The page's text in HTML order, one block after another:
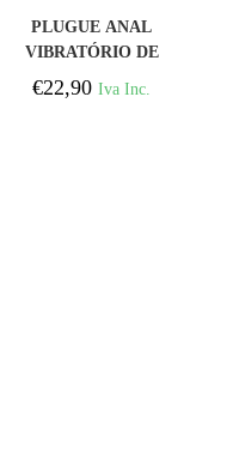
PLUGUE ANAL
VIBRATÓRIO DE
BRINQUEDOS VICIADOS
COM ANEL DE PÊNIS
€22,90 Iva Inc.